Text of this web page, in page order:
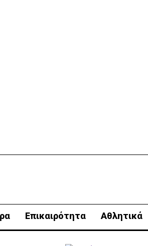
Επικαιρότητα Αθλητικά